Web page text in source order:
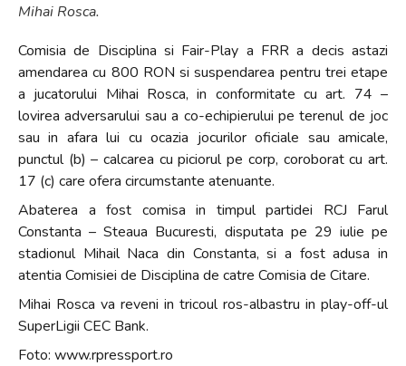
Mihai Rosca.
Comisia de Disciplina si Fair-Play a FRR a decis astazi
amendarea cu 800 RON si suspendarea pentru trei etape
a jucatorului Mihai Rosca, in conformitate cu art. 74 –
lovirea adversarului sau a co-echipierului pe terenul de joc
sau in afara lui cu ocazia jocurilor oficiale sau amicale,
punctul (b) – calcarea cu piciorul pe corp, coroborat cu art.
17 (c) care ofera circumstante atenuante.
Abaterea a fost comisa in timpul partidei RCJ Farul
Constanta – Steaua Bucuresti, disputata pe 29 iulie pe
stadionul Mihail Naca din Constanta, si a fost adusa in
atentia Comisiei de Disciplina de catre Comisia de Citare.
Mihai Rosca va reveni in tricoul ros-albastru in play-off-ul
SuperLigii CEC Bank.
Foto: www.rpressport.ro